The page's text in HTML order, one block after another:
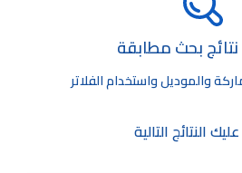
نتائج بحث مطابقة
والموديل واستخدام الفلاتر
النتائج التالية